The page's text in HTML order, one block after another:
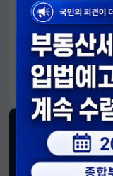
알림판
국민이 만든 대전환